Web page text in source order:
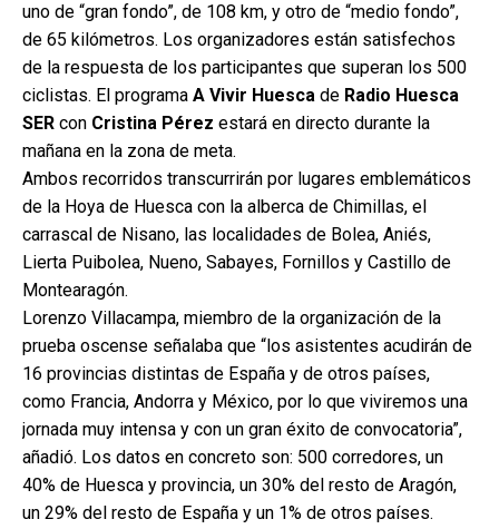
uno de “gran fondo”, de 108 km, y otro de “medio fondo”,
de 65 kilómetros. Los organizadores están satisfechos
de la respuesta de los participantes que superan los 500
ciclistas. El programa A Vivir Huesca de Radio Huesca
SER con Cristina Pérez estará en directo durante la
mañana en la zona de meta.
Ambos recorridos transcurrirán por lugares emblemáticos
de la Hoya de Huesca con la alberca de Chimillas, el
carrascal de Nisano, las localidades de Bolea, Aniés,
Lierta Puibolea, Nueno, Sabayes, Fornillos y Castillo de
Montearagón.
Lorenzo Villacampa, miembro de la organización de la
prueba oscense señalaba que “los asistentes acudirán de
16 provincias distintas de España y de otros países,
como Francia, Andorra y México, por lo que viviremos una
jornada muy intensa y con un gran éxito de convocatoria”,
añadió. Los datos en concreto son: 500 corredores, un
40% de Huesca y provincia, un 30% del resto de Aragón,
un 29% del resto de España y un 1% de otros países.